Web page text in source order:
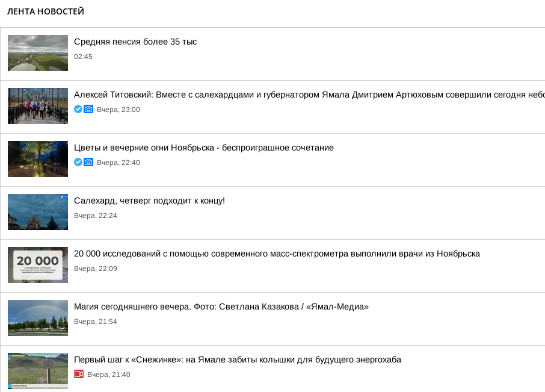
ЛЕНТА НОВОСТЕЙ
Средняя пенсия более 35 тыс
02:45
Алексей Титовский: Вместе с салехардцами и губернатором Ямала Дмитрием Артюховым совершили сегодня
Вчера, 23:00
Цветы и вечерние огни Ноябрьска - беспроиграшное сочетание
Вчера, 22:40
Салехард, четверг подходит к концу!
Вчера, 22:24
20 000 исследований с помощью современного масс-спектрометра выполнили врачи из Ноябрьска
Вчера, 22:09
Магия сегодняшнего вечера. Фото: Светлана Казакова / «Ямал-Медиа»
Вчера, 21:54
Первый шаг к «Снежинке»: на Ямале забиты колышки для будущего энергохаба
Вчера, 21:40